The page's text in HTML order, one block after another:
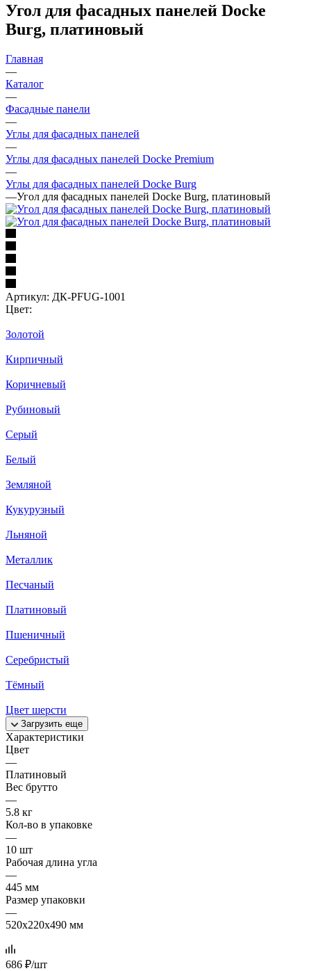
Угол для фасадных панелей Docke
Burg, платиновый
Главная
—
Каталог
—
Фасадные панели
—
Углы для фасадных панелей
—
Углы для фасадных панелей Docke Premium
—
Углы для фасадных панелей Docke Burg
—Угол для фасадных панелей Docke Burg, платиновый
Артикул: ДК-PFUG-1001
Цвет:
Золотой
Кирпичный
Коричневый
Рубиновый
Серый
Белый
Земляной
Кукурузный
Льняной
Металлик
Песчаный
Платиновый
Пшеничный
Серебристый
Тёмный
Цвет шерсти
Загрузить еще
Характеристики
Цвет
—
Платиновый
Вес брутто
—
5.8 кг
Кол-во в упаковке
—
10 шт
Рабочая длина угла
—
445 мм
Размер упаковки
—
520x220x490 мм
686 ₽/шт